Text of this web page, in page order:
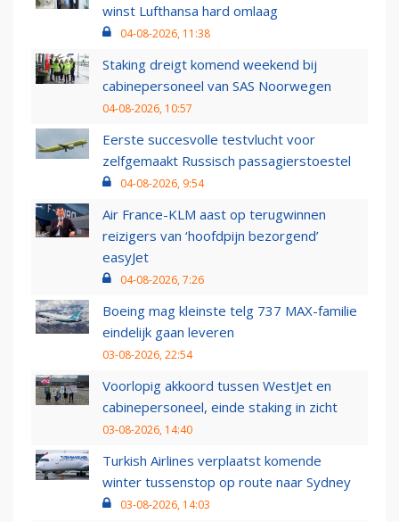
winst Lufthansa hard omlaag
04-08-2026, 11:38
Staking dreigt komend weekend bij
cabinepersoneel van SAS Noorwegen
04-08-2026, 10:57
Eerste succesvolle testvlucht voor
zelfgemaakt Russisch passagierstoestel
04-08-2026, 9:54
Air France-KLM aast op terugwinnen
reizigers van ‘hoofdpijn bezorgend’
easyJet
04-08-2026, 7:26
Boeing mag kleinste telg 737 MAX-familie
eindelijk gaan leveren
03-08-2026, 22:54
Voorlopig akkoord tussen WestJet en
cabinepersoneel, einde staking in zicht
03-08-2026, 14:40
Turkish Airlines verplaatst komende
winter tussenstop op route naar Sydney
03-08-2026, 14:03